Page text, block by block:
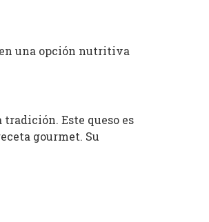
una opción nutritiva
Este queso es
gourmet. Su